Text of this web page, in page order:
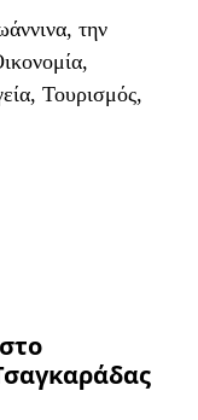
την
Τουρισμός,